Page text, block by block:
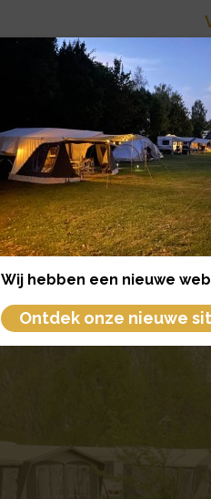
Wij hebben een nieuwe
Ontdek onze nieuwe